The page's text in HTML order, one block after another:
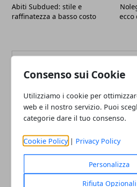
Consenso sui Cookie
Utilizziamo i cookie per
web e il nostro servizio. Puoi
categorie dare il tuo consenso.
Cookie Policy | Privacy Policy
Personalizza
Rifiuta Opzionali
Abiti Subdued: stile e
raffinatezza a basso costo
ecco
Redazione